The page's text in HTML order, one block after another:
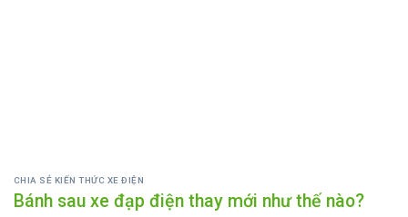
CHIA SẺ KIẾN THỨC XE ĐIỆN
Bánh sau xe đạp điện thay mới như thế nào?